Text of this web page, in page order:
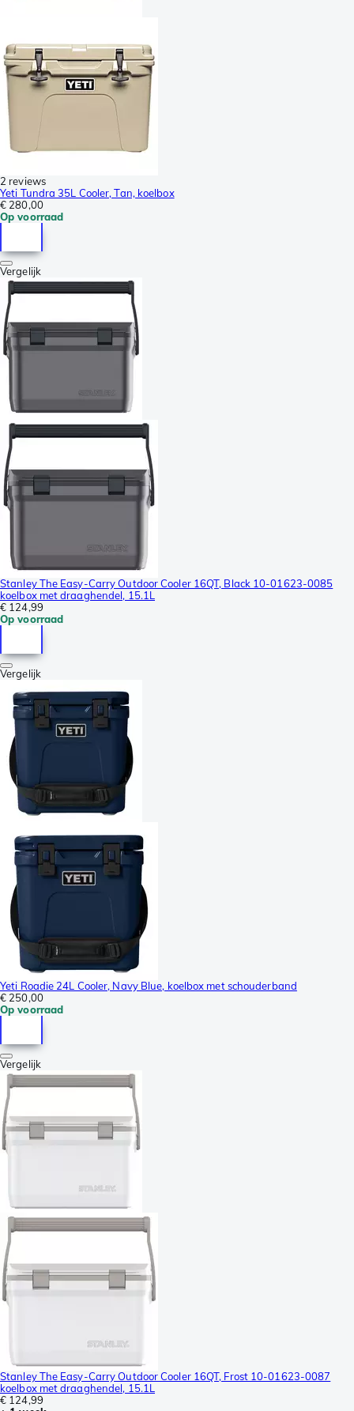
2 reviews
Yeti Tundra 35L Cooler, Tan, koelbox
€ 280,00
Op voorraad
Vergelijk
Stanley The Easy-Carry Outdoor Cooler 16QT, Black 10-01623-0085
koelbox met draaghendel, 15.1L
€ 124,99
Op voorraad
Vergelijk
Yeti Roadie 24L Cooler, Navy Blue, koelbox met schouderband
€ 250,00
Op voorraad
Vergelijk
Stanley The Easy-Carry Outdoor Cooler 16QT, Frost 10-01623-0087
koelbox met draaghendel, 15.1L
€ 124,99